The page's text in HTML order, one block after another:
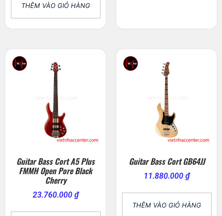
THÊM VÀO GIỎ HÀNG
Guitar Bass Cort A5 Plus
FMMH Open Pore Black
Cherry
23.760.000 ₫
Guitar Bass Cort GB64JJ
11.880.000 ₫
THÊM VÀO GIỎ HÀNG